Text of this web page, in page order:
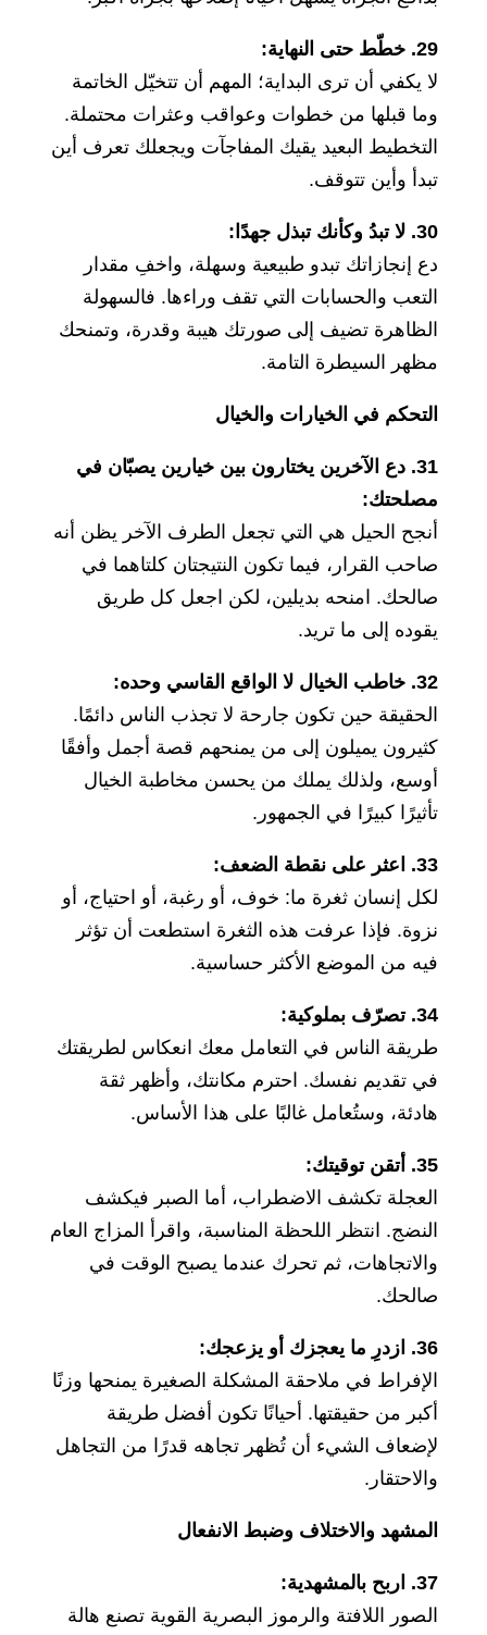
29. خطّط حتى النهاية:
لا يكفي أن ترى البداية؛ المهم أن تتخيّل الخاتمة
وما قبلها من خطوات وعواقب وعثرات محتملة.
التخطيط البعيد يقيك المفاجآت ويجعلك تعرف أين
تبدأ وأين تتوقف.
30. لا تبدُ وكأنك تبذل جهدًا:
دع إنجازاتك تبدو طبيعية وسهلة، واخفِ مقدار
التعب والحسابات التي تقف وراءها. فالسهولة
الظاهرة تضيف إلى صورتك هيبة وقدرة، وتمنحك
مظهر السيطرة التامة.
التحكم في الخيارات والخيال
31. دع الآخرين يختارون بين خيارين يصبّان في
مصلحتك:
أنجح الحيل هي التي تجعل الطرف الآخر يظن أنه
صاحب القرار، فيما تكون النتيجتان كلتاهما في
صالحك. امنحه بديلين، لكن اجعل كل طريق
يقوده إلى ما تريد.
32. خاطب الخيال لا الواقع القاسي وحده:
الحقيقة حين تكون جارحة لا تجذب الناس دائمًا.
كثيرون يميلون إلى من يمنحهم قصة أجمل وأفقًا
أوسع، ولذلك يملك من يحسن مخاطبة الخيال
تأثيرًا كبيرًا في الجمهور.
33. اعثر على نقطة الضعف:
لكل إنسان ثغرة ما: خوف، أو رغبة، أو احتياج، أو
نزوة. فإذا عرفت هذه الثغرة استطعت أن تؤثر
فيه من الموضع الأكثر حساسية.
34. تصرّف بملوكية:
طريقة الناس في التعامل معك انعكاس لطريقتك
في تقديم نفسك. احترم مكانتك، وأظهر ثقة
هادئة، وستُعامل غالبًا على هذا الأساس.
35. أتقن توقيتك:
العجلة تكشف الاضطراب، أما الصبر فيكشف
النضج. انتظر اللحظة المناسبة، واقرأ المزاج العام
والاتجاهات، ثم تحرك عندما يصبح الوقت في
صالحك.
36. ازدرِ ما يعجزك أو يزعجك:
الإفراط في ملاحقة المشكلة الصغيرة يمنحها وزنًا
أكبر من حقيقتها. أحيانًا تكون أفضل طريقة
لإضعاف الشيء أن تُظهر تجاهه قدرًا من التجاهل
والاحتقار.
المشهد والاختلاف وضبط الانفعال
37. اربح بالمشهدية:
الصور اللافتة والرموز البصرية القوية تصنع هالة